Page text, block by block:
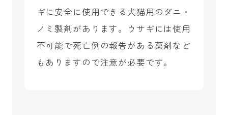
ギに安全に使用できる犬猫用のダニ・
ノミ製剤があります。ウサギには使用
不可能で死亡例の報告がある薬剤など
もありますので注意が必要です。